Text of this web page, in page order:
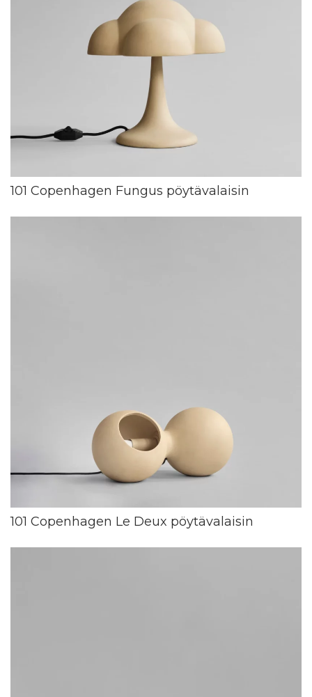
101 Copenhagen Fungus pöytävalaisin
101 Copenhagen Le Deux pöytävalaisin